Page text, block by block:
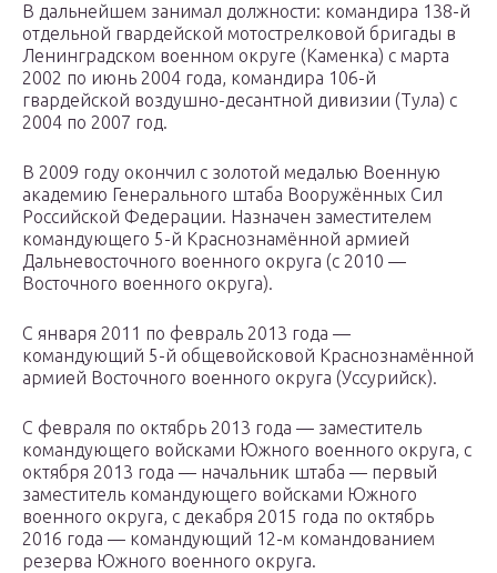
В дальнейшем занимал должности: командира 138-й
отдельной гвардейской мотострелковой бригады в
Ленинградском военном округе (Каменка) с марта
2002 по июнь 2004 года, командира 106-й
гвардейской воздушно-десантной дивизии (Тула) с
2004 по 2007 год.
В 2009 году окончил с золотой медалью Военную
академию Генерального штаба Вооружённых Сил
Российской Федерации. Назначен заместителем
командующего 5-й Краснознамённой армией
Дальневосточного военного округа (с 2010 —
Восточного военного округа).
С января 2011 по февраль 2013 года —
командующий 5-й общевойсковой Краснознамённой
армией Восточного военного округа (Уссурийск).
С февраля по октябрь 2013 года — заместитель
командующего войсками Южного военного округа, с
октября 2013 года — начальник штаба — первый
заместитель командующего войсками Южного
военного округа, с декабря 2015 года по октябрь
2016 года — командующий 12-м командованием
резерва Южного военного округа.